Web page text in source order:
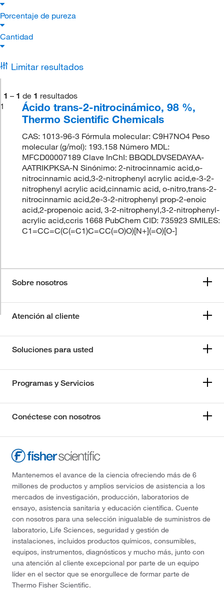
Porcentaje de pureza
Cantidad
Limitar resultados
1 – 1 de 1 resultados
1
Ácido trans-2-nitrocinámico, 98 %,
Thermo Scientific Chemicals
CAS: 1013-96-3 Fórmula molecular: C9H7NO4 Peso
molecular (g/mol): 193.158 Número MDL:
MFCD00007189 Clave InChI: BBQDLDVSEDAYAA-
AATRIKPKSA-N Sinónimo: 2-nitrocinnamic acid,o-
nitrocinnamic acid,3-2-nitrophenyl acrylic acid,e-3-2-
nitrophenyl acrylic acid,cinnamic acid, o-nitro,trans-2-
nitrocinnamic acid,2e-3-2-nitrophenyl prop-2-enoic
acid,2-propenoic acid, 3-2-nitrophenyl,3-2-nitrophenyl-
acrylic acid,ccris 1668 PubChem CID: 735923 SMILES:
C1=CC=C(C(=C1)C=CC(=O)O)[N+](=O)[O-]
Sobre nosotros
Atención al cliente
Soluciones para usted
Programas y Servicios
Conéctese con nosotros
Mantenemos el avance de la ciencia ofreciendo más de 6
millones de productos y amplios servicios de asistencia a los
mercados de investigación, producción, laboratorios de
ensayo, asistencia sanitaria y educación científica. Cuente
con nosotros para una selección inigualable de suministros de
laboratorio, Life Sciences, seguridad y gestión de
instalaciones, incluidos productos químicos, consumibles,
equipos, instrumentos, diagnósticos y mucho más, junto con
una atención al cliente excepcional por parte de un equipo
líder en el sector que se enorgullece de formar parte de
Thermo Fisher Scientific.